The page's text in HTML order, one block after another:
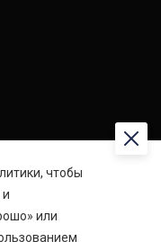
чтобы
или